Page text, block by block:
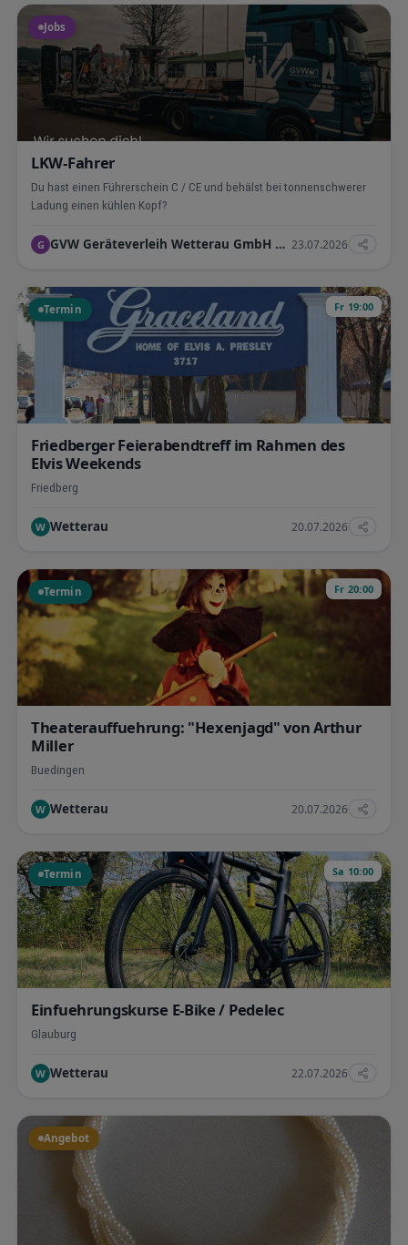
Jobs
LKW-Fahrer
Du hast einen Führerschein C / CE und behälst bei tonnenschwerer
Ladung einen kühlen Kopf?
G GVW Geräteverleih Wetterau GmbH & C0. KG
23.07.2026
Termin Fr 19:00
Friedberger Feierabendtreff im Rahmen des
Elvis Weekends
Friedberg
W Wetterau 20.07.2026
Termin Fr 20:00
Theaterauffuehrung: "Hexenjagd" von Arthur
Miller
Buedingen
W Wetterau 20.07.2026
Termin Sa 10:00
Einfuehrungskurse E-Bike / Pedelec
Glauburg
W Wetterau 22.07.2026
Angebot